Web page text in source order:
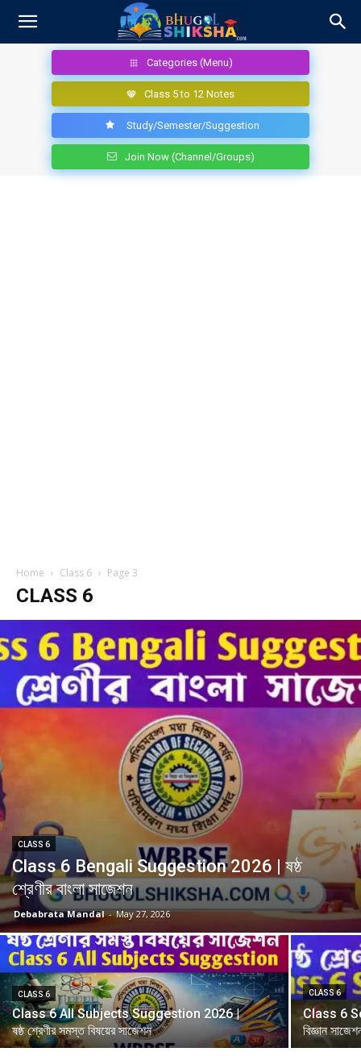
Categories (Menu)
Class 5 to 12 Notes
Study/Semester/Suggestion
Join Now (Channel/Groups)
Home Class 6 Page 3
CLASS 6
CLASS 6
Class 6 Bengali Suggestion 2026 | ষষ্ঠ
শ্রেণীর বাংলা সাজেশন
Debabrata Mandal - May 27, 2026
CLASS 6
Class 6 All Subjects Suggestion 2026 |
ষষ্ঠ শ্রেণীর সমস্ত বিষয়ের সাজেশন
CLASS 6
Class 6
বিজ্ঞান